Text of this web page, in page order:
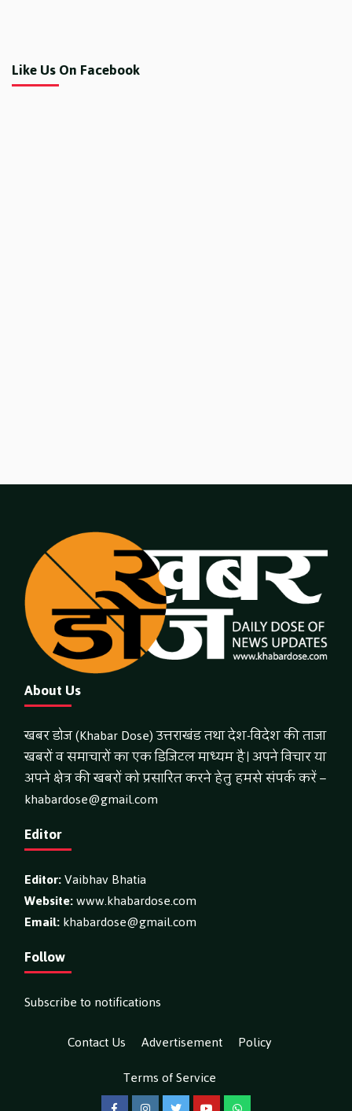
Like Us On Facebook
About Us
खबर डोज (Khabar Dose) उत्तराखंड तथा देश-विदेश की ताजा
खबरों व समाचारों का एक डिजिटल माध्यम है। अपने विचार या
अपने क्षेत्र की खबरों को प्रसारित करने हेतु हमसे संपर्क करें –
khabardose@gmail.com
Editor
Editor:Vaibhav Bhatia
Website:www.khabardose.com
Email:khabardose@gmail.com
Follow
Subscribe to notifications
Contact Us
Advertisement
Policy
Terms of Service